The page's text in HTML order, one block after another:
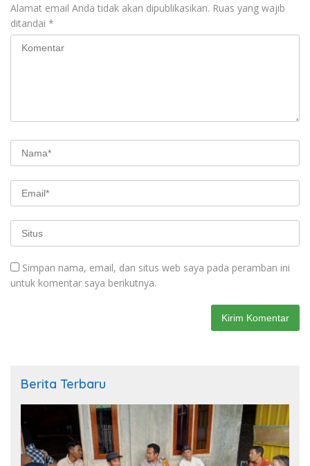
Alamat email Anda tidak akan dipublikasikan. Ruas yang wajib
ditandai *
Simpan nama, email, dan situs web saya pada peramban ini
untuk komentar saya berikutnya.
Berita Terbaru